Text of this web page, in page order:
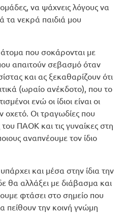
να ψάχνεις λόγους να
τα νεκρά παιδιά μου
που σοκάρονται με
απαιτούν σεβασμό όταν
και ας ξεκαθαρίζουν ότι
(ωραίο ανέκδοτο), που το
ενώ οι ίδιοι είναι οι
Οι τραγωδίες που
ΠΑΟΚ και τις γυναίκες στη
αναπνέουμε τον ίδιο
και μέσα στην ίδια την
θα αλλάξει με διάβασμα και
φτάσει στο σημείο που
πείθουν την κοινή γνώμη